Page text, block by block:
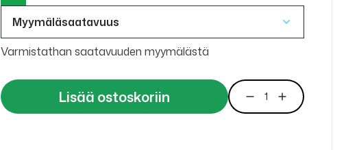
Myymäläsaatavuus
Varmistathan saatavuuden myymälästä
Lisää ostoskoriin